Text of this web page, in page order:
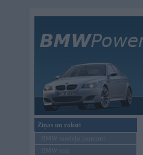
Ziņas un raksti
BMW modeļu jaunumi
BMW testi